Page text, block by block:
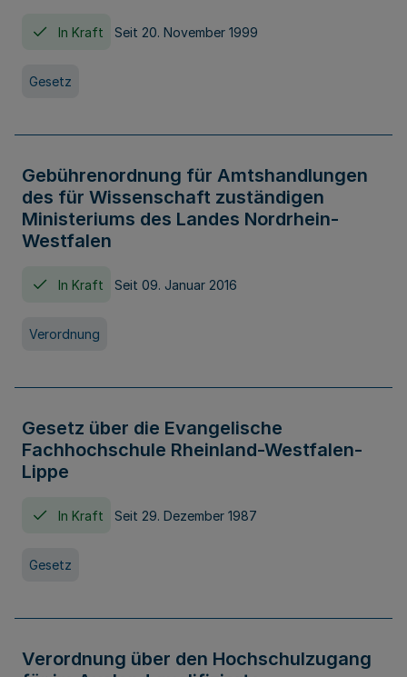
In Kraft Seit 20. November 1999
Gesetz
Gebührenordnung für Amtshandlungen
des für Wissenschaft zuständigen
Ministeriums des Landes Nordrhein-
Westfalen
In Kraft Seit 09. Januar 2016
Verordnung
Gesetz über die Evangelische
Fachhochschule Rheinland-Westfalen-
Lippe
In Kraft Seit 29. Dezember 1987
Gesetz
Verordnung über den Hochschulzugang